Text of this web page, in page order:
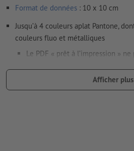
Format de données : 10 x 10 cm
Jusqu’à 4 couleurs aplat Pantone,
couleurs fluo et métalliques
Le PDF « prêt à l’impression »
Afficher plus